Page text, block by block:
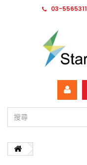
03-5565311